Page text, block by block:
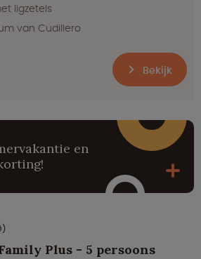
ligzetels
van Cudillero
Bekijk
en
Plus - 5 persoons